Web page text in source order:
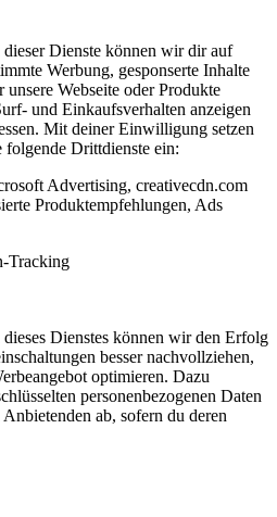
Dienste können wir dir auf
Werbung, gesponserte Inhalte
Webseite oder Produkte
und Einkaufsverhalten anzeigen
Mit deiner Einwilligung setzen
folgende Drittdienste ein:
Advertising, creativecdn.com
Produktempfehlungen, Ads
Tracking
Dienstes können wir den Erfolg
besser nachvollziehen,
optimieren. Dazu
personenbezogenen Daten
ab, sofern du deren